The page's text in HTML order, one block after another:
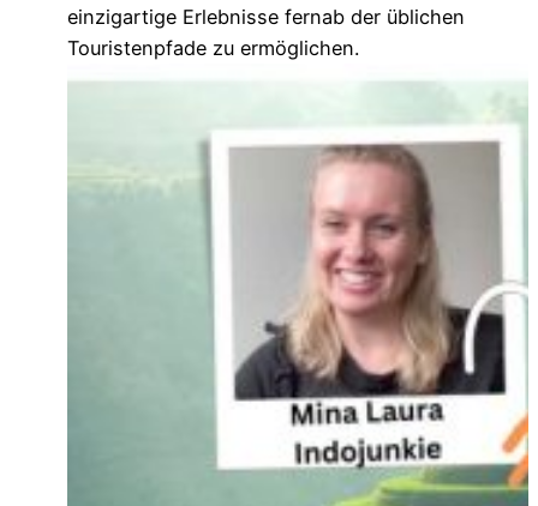
einzigartige Erlebnisse fernab der üblichen
Touristenpfade zu ermöglichen.